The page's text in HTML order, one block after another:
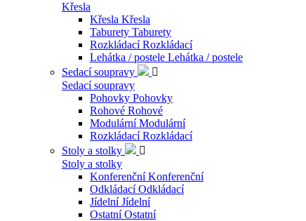
Křesla
Křesla Křesla
Taburety Taburety
Rozkládací Rozkládací
Lehátka / postele Lehátka / postele
Sedací soupravy

Sedací soupravy
Pohovky Pohovky
Rohové Rohové
Modulární Modulární
Rozkládací Rozkládací
Stoly a stolky

Stoly a stolky
Konferenční Konferenční
Odkládací Odkládací
Jídelní Jídelní
Ostatní Ostatní